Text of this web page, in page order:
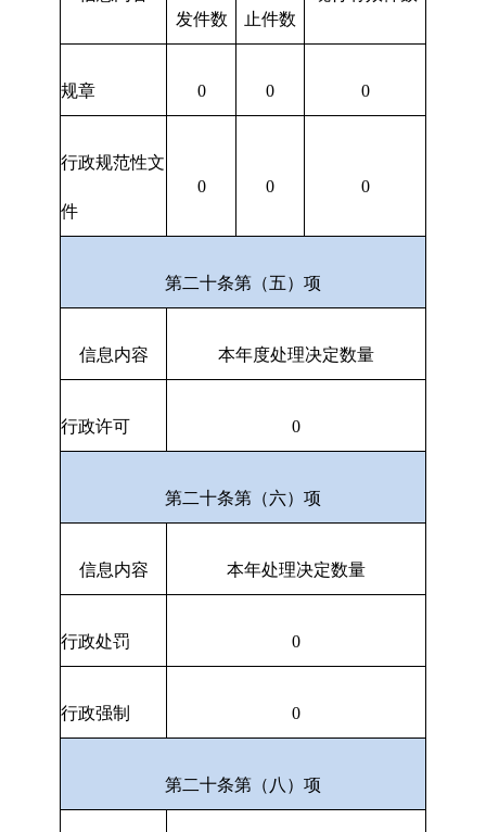
发件数 止件数
规章 0 0 0
行政规范性文
件
0 0 0
第二十条第（五）项
信息内容 本年度处理决定数量
行政许可 0
第二十条第（六）项
信息内容 本年处理决定数量
行政处罚 0
行政强制 0
第二十条第（八）项